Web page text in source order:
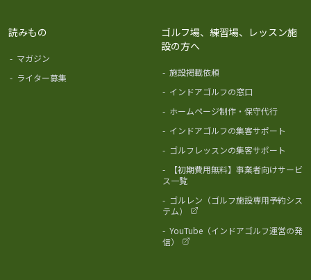
読みもの
- マガジン
- ライター募集
ゴルフ場、練習場、レッスン施
設の方へ
- 施設掲載依頼
- インドアゴルフの窓口
- ホームページ制作・保守代行
- インドアゴルフの集客サポート
- ゴルフレッスンの集客サポート
-
【初期費用無料】事業者向けサービ
ス一覧
- ゴルレン（ゴルフ施設専用予約シス
テム）
- YouTube（インドアゴルフ運営の発
信）